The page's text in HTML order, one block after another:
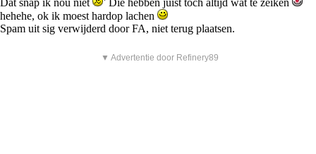
Dat snap ik nou niet
Die hebben juist toch altijd wat te zeiken
hehehe, ok ik moest hardop lachen
Spam uit sig verwijderd door FA, niet terug plaatsen.
▼ Advertentie door Refinery89